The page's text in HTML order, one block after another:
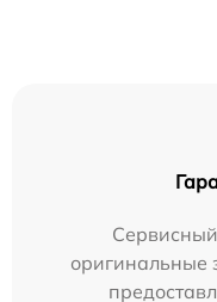
оригинальные